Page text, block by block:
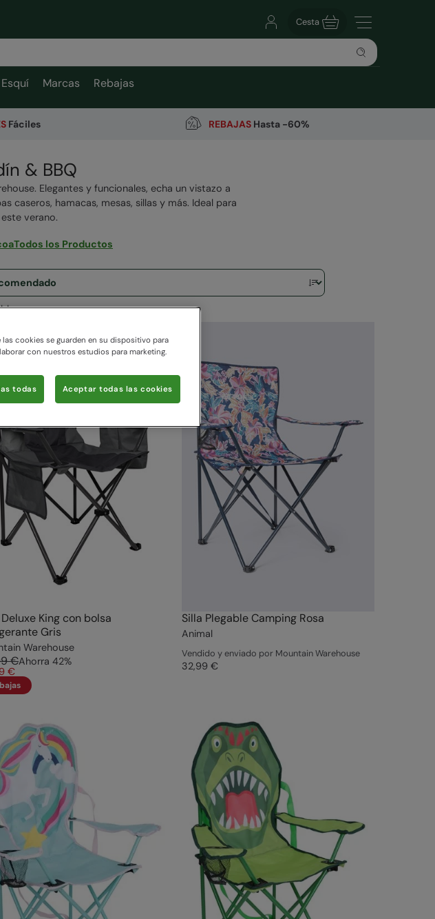
Cesta
Esquí Marcas Rebajas
Fáciles REBAJAS Hasta -60%
& BBQ
Elegantes y funcionales, echa un vistazo a
caseros, hamacas, mesas, sillas y más. Ideal para
verano.
Todos los Productos
King con bolsa
Gris
Warehouse
€Ahorra 42%
€
Silla Plegable Camping Rosa
Animal
Vendido y enviado por Mountain Warehouse
32,99 €
cookies se guarden en su dispositivo para
con nuestros estudios para marketing.
todas Aceptar todas las cookies